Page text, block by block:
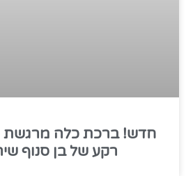
חדש! ברכת כלה מרגשת
רקע של בן סנוף